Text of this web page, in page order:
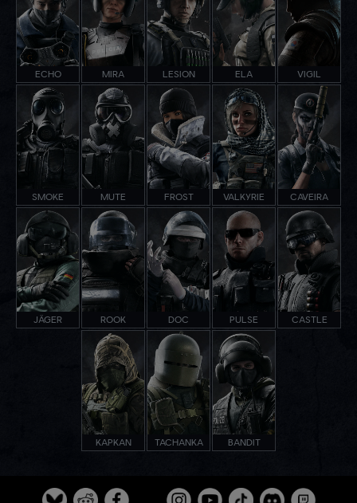
VIGIL
ELA
LESION
MIRA
ECHO
CAVEIRA
VALKYRIE
FROST
MUTE
SMOKE
CASTLE
PULSE
DOC
ROOK
JÄGER
BANDIT
TACHANKA
KAPKAN